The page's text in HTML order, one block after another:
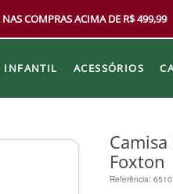
COMPRAS ACIMA DE R$ 499,99
INFANTIL ACESSÓRIOS
Foxton
Referência: